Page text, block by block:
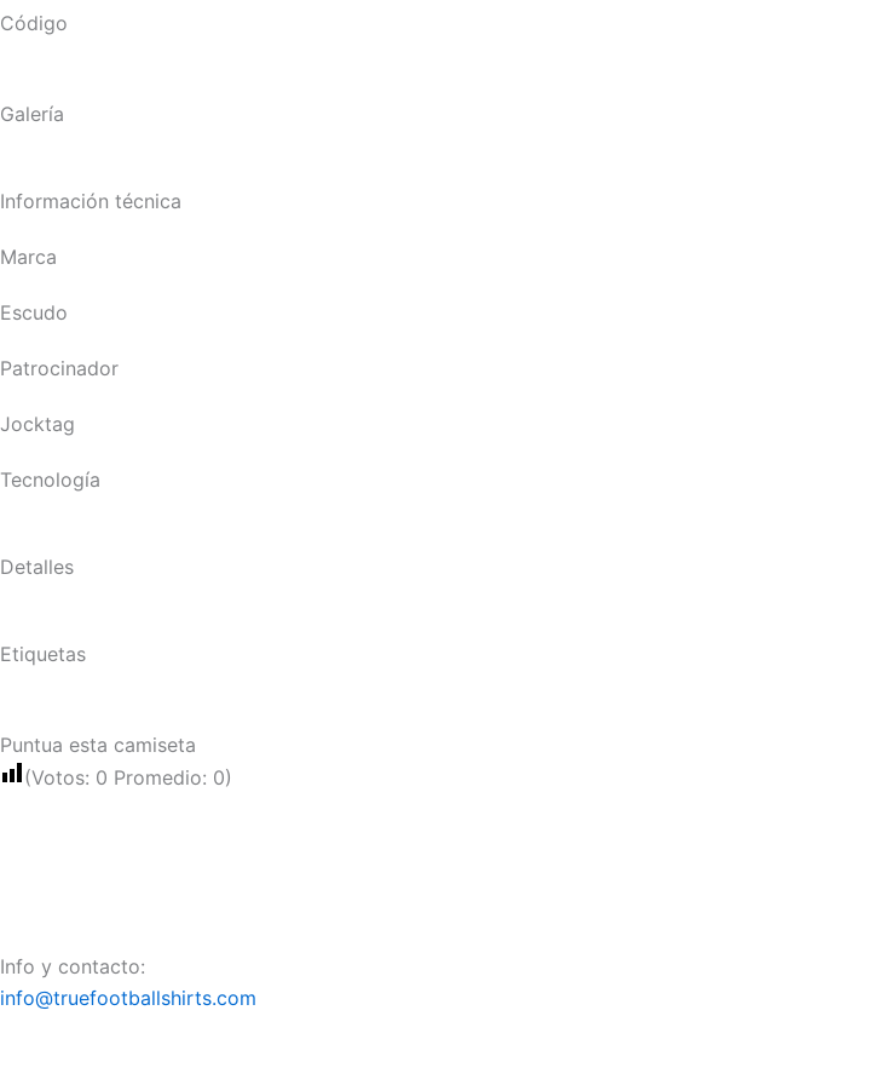
Código
Galería
Información técnica
Marca
Escudo
Patrocinador
Jocktag
Tecnología
Detalles
Etiquetas
Puntua esta camiseta
(Votos: 0 Promedio: 0)
Info y contacto:
info@truefootballshirts.com